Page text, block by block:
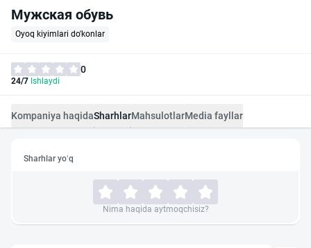
Мужская обувь
Oyoq kiyimlari do'konlar
0
24/7 Ishlaydi
Kompaniya haqidaSharhlarMahsulotlarMedia fayllar
Sharhlar yo‘q
Nima haqida aytmoqchisiz?